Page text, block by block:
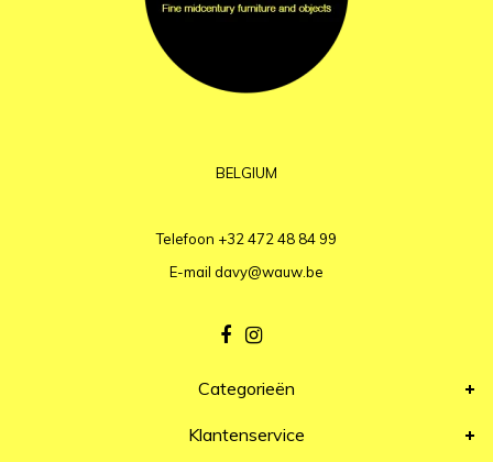
BELGIUM
Telefoon +32 472 48 84 99
E-mail davy@wauw.be
Categorieën
Klantenservice